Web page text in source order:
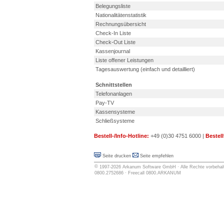
Belegungsliste
Nationalitätenstatistik
Rechnungsübersicht
Check-In Liste
Check-Out Liste
Kassenjournal
Liste offener Leistungen
Tagesauswertung (einfach und detailliert)
Schnittstellen
Telefonanlagen
Pay-TV
Kassensysteme
Schließsysteme
Bestell-/Info-Hotline: +49 (0)30 4751 6000 |
Seite drucken Seite empfehlen
© 1997-2026 Arkanum Software GmbH · Alle Rechte
0800.2752686 · Freecall 0800.ARKANUM